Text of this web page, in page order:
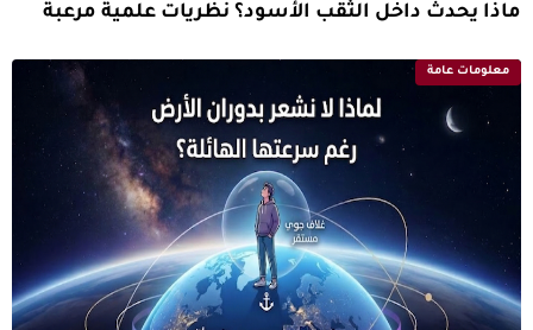
ماذا يحدث داخل الثقب الأسود؟ نظريات علمية مرعبة
معلومات عامة